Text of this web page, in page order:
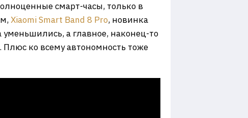
смарт-часы, только в
Xiaomi Smart Band 8 Pro, новинка
уменьшились, а главное, наконец-то
Плюс ко всему автономность тоже